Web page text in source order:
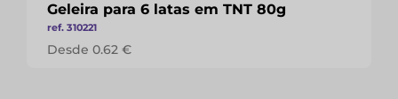
Geleira para 6 latas em TNT 80g
ref. 310221
Desde 0.62 €